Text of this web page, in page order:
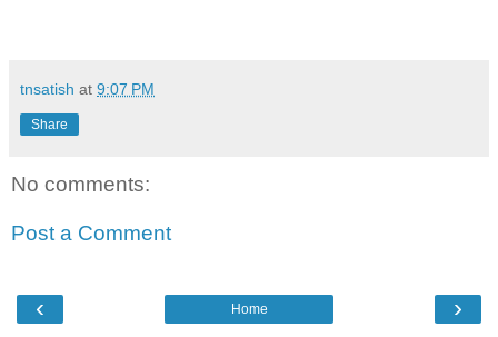
tnsatish at 9:07 PM
Share
No comments:
Post a Comment
‹ ›
Home